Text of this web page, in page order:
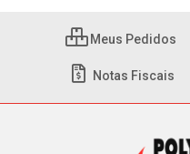
Meus Pedidos
Notas Fiscais